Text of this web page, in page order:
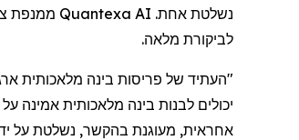
נשלטת אחת. Quantexa AI ממנפת
לביקורת מלאה.
"העתיד של פריסות בינה מלאכותית
יכולים לבנות בינה מלאכותית אמינה
אחראית, מעוגנת בהקשר, נשלטת על